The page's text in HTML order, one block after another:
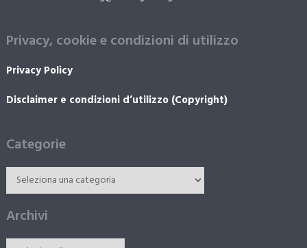
Privacy, cookie e condizioni di utilizzo
Privacy Policy
Disclaimer e condizioni d’utilizzo (Copyright)
Categorie
Archivi